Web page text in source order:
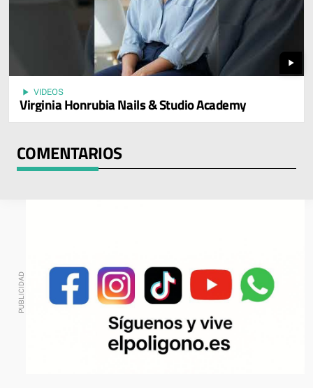
play_arrow
play_arrow VIDEOS
Virginia Honrubia Nails & Studio Academy
COMENTARIOS